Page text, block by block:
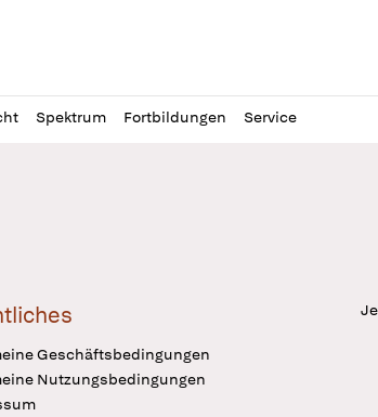
Spektrum Fortbildungen Service
Geschäftsbedingungen
Nutzungsbedingungen